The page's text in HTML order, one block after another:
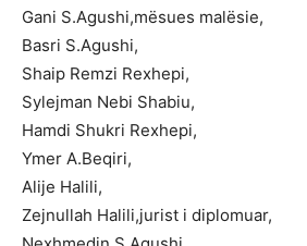
Gani S.Agushi,mësues malësie,
Basri S.Agushi,
Shaip Remzi Rexhepi,
Sylejman Nebi Shabiu,
Hamdi Shukri Rexhepi,
Ymer A.Beqiri,
Alije Halili,
Zejnullah Halili,jurist i diplomuar,